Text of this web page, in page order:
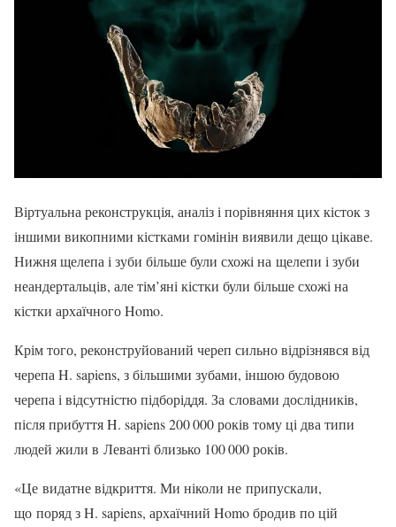
Віртуальна реконструкція, аналіз і порівняння цих кісток з
іншими викопними кістками гомінін виявили дещо цікаве.
Нижня щелепа і зуби більше були схожі на щелепи і зуби
неандертальців, але тім’яні кістки були більше схожі на
кістки архаїчного Homo.
Крім того, реконструйований череп сильно відрізнявся від
черепа H. sapiens, з більшими зубами, іншою будовою
черепа і відсутністю підборіддя. За словами дослідників,
після прибуття H. sapiens 200 000 років тому ці два типи
людей жили в Леванті близько 100 000 років.
«Це видатне відкриття. Ми ніколи не припускали,
що поряд з H. sapiens, архаїчний Homo бродив по цій